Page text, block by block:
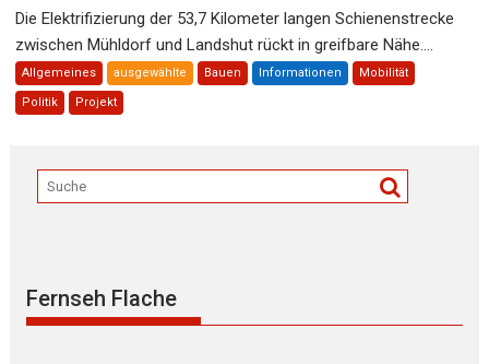
Die Elektrifizierung der 53,7 Kilometer langen Schienenstrecke
zwischen Mühldorf und Landshut rückt in greifbare Nähe....
Allgemeines ausgewählte Bauen Informationen Mobilität
Politik Projekt
Fernseh Flache